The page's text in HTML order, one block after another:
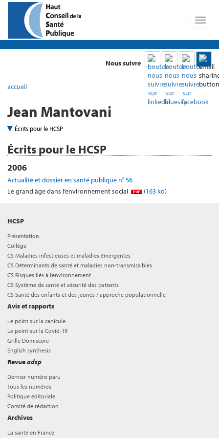
Toggle
Nous suivre
accueil
Jean Mantovani
Écrits pour le HCSP
Écrits pour le HCSP
2006
Actualité et dossier en santé publique n° 56
Le grand âge dans l’environnement social
(163 ko)
HCSP
Présentation
Collège
CS Maladies infectieuses et maladies émergentes
CS Déterminants de santé et maladies non-transmissibles
CS Risques liés à l’environnement
CS Système de santé et sécurité des patients
CS Santé des enfants et des jeunes / approche populationnelle
Avis et rapports
Le point sur la canicule
Le point sur la Covid-19
Grille Domiscore
English synthesis
Revueadsp
Dernier numéro paru
Tous les numéros
Politique éditoriale
Comité de rédaction
Archives
La santé en France